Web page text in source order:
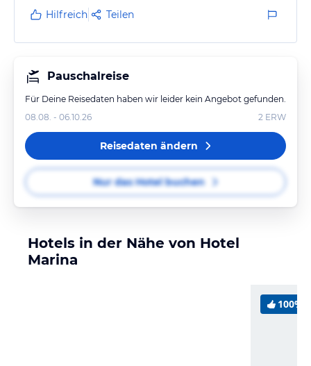
liebevollen Details ausgestattet. In der Kochecke ist
alles vorhanden was man braucht : Kaffeemaschine,
Wasserkocher, Sandwichtoaster, kleiner Backofen, 2
( für griechischen Kaffee…
Hilfreich Teilen
Pauschalreise
Für Deine Reisedaten haben wir leider kein Angebot gefunden.
08.08. - 06.10.26
2 ERW
Reisedaten ändern
Nur das Hotel buchen
Hotels in der Nähe von Hotel
Marina
100%